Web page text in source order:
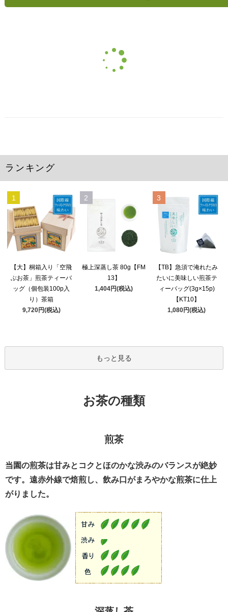
ランキング
1
【大】桐箱入り「空飛
ぶお茶」煎茶ティーバ
ッグ（個包装100p入
り）茶箱
9,720円(税込)
2
極上深蒸し茶 80g【FM
13】
1,404円(税込)
3
【TB】急須で淹れたみ
たいに美味しい煎茶テ
ィーバッグ(3g×15p)
【KT10】
1,080円(税込)
もっと見る
お茶の種類
煎茶
当園の煎茶は甘みとコクとほのかな渋みのバランスが絶妙
です。遠赤外線で焙煎し、飲み口がまろやかな煎茶に仕上
がりました。